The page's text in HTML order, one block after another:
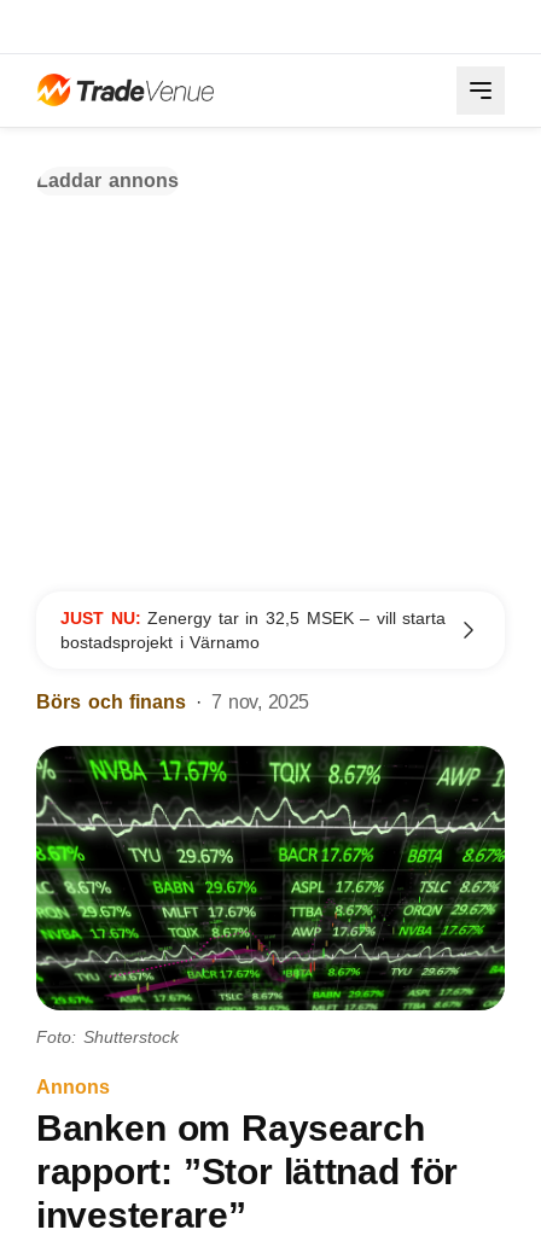
Laddar annons
JUST NU:Zenergy tar in 32,5 MSEK – vill starta
bostadsprojekt i Värnamo
Börs och finans 7 nov, 2025
Foto: Shutterstock
Annons
Banken om Raysearch
rapport: ”Stor lättnad för
investerare”